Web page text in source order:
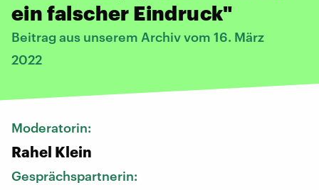
ein falscher Eindruck"
Beitrag aus unserem Archiv vom 16. März
2022
Moderatorin:
Rahel Klein
Gesprächspartnerin: